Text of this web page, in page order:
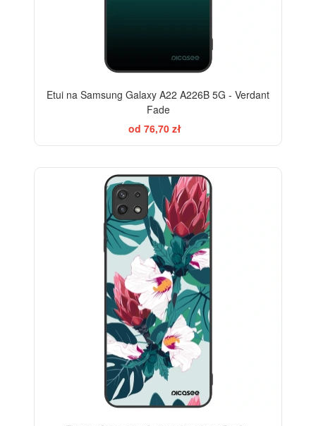
Etui na Samsung Galaxy A22 A226B 5G - Verdant
Fade
od 76,70 zł